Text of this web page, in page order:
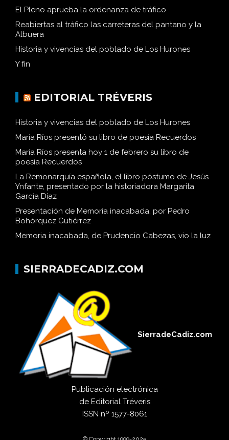
El Pleno aprueba la ordenanza de tráfico
Reabiertas al tráfico las carreteras del pantano y la
Albuera
Historia y vivencias del poblado de Los Hurones
Y fin
EDITORIAL TRÉVERIS
Historia y vivencias del poblado de Los Hurones
María Ríos presentó su libro de poesía Recuerdos
María Ríos presenta hoy 1 de febrero su libro de
poesía Recuerdos
La Remonarquía española, el libro póstumo de Jesús
Ynfante, presentado por la historiadora Margarita
García Díaz
Presentación de Memoria inacabada, por Pedro
Bohórquez Gutiérrez
Memoria inacabada, de Prudencio Cabezas, vio la luz
SIERRADECADIZ.COM
SierradeCadiz.com
Publicación electrónica
de Editorial Tréveris
ISSN nº 1577-8061